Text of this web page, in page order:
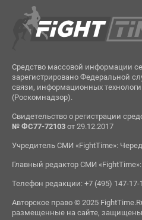
Средство массовой информации
зарегистрировано Федеральной
связи, информационных
(Роскомнадзор).
Свидетельство о регистрации
№ ФС77-72103от 29.12.2017
Учредитель СМИ «FightTime»:
Главный редактор СМИ
Телефон редакции: +7 (495) 147-17-
Авторское право © 2025
размещенные на сайте, защищены